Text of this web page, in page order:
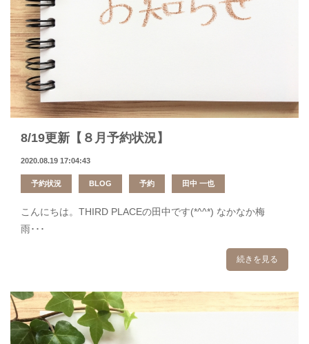
8/19更新【８月予約状況】
2020.08.19 17:04:43
予約状況 BLOG 予約 田中 一也
こんにちは。THIRD PLACEの田中です(*^^*) なかなか梅
雨･･･
続きを見る